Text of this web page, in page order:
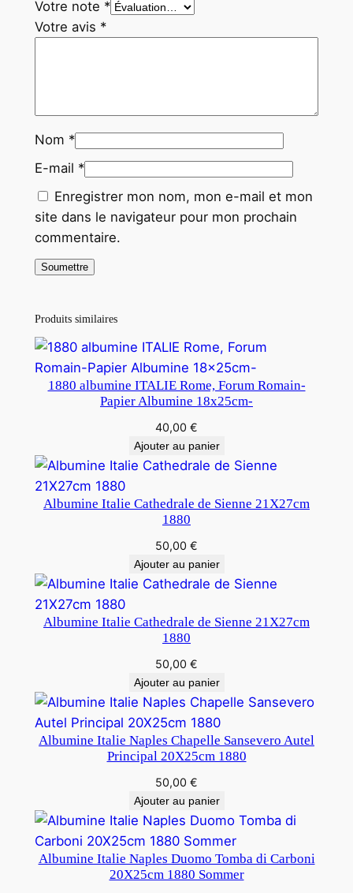
Votre note *
Votre avis *
Nom *
E-mail *
Enregistrer mon nom, mon e-mail et mon
site dans le navigateur pour mon prochain
commentaire.
Produits similaires
1880 albumine ITALIE Rome, Forum Romain-
Papier Albumine 18x25cm-
40,00 €
Ajouter au panier
Albumine Italie Cathedrale de Sienne 21X27cm
1880
50,00 €
Ajouter au panier
Albumine Italie Cathedrale de Sienne 21X27cm
1880
50,00 €
Ajouter au panier
Albumine Italie Naples Chapelle Sansevero Autel
Principal 20X25cm 1880
50,00 €
Ajouter au panier
Albumine Italie Naples Duomo Tomba di Carboni
20X25cm 1880 Sommer